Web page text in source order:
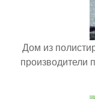
Дом из
производители